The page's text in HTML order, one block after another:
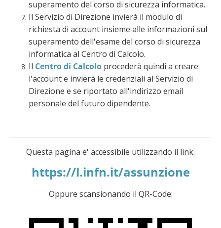
superamento del corso di sicurezza informatica.
Il Servizio di Direzione invierà il modulo di
richiesta di account insieme alle informazioni sul
superamento dell'esame del corso di sicurezza
informatica al Centro di Calcolo.
Il Centro di Calcolo procederà quindi a creare
l'account e invierà le credenziali al Servizio di
Direzione e se riportato all'indirizzo email
personale del futuro dipendente.
Questa pagina e' accessibile utilizzando il link:
https://l.infn.it/assunzione
Oppure scansionando il QR-Code: